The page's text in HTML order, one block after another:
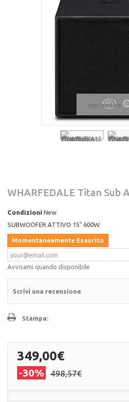
Ingrandire
WHARFEDALE Titan Sub
Condizioni New
SUBWOOFER ATTIVO 15" 600W
Momentaneamente Esaurito
Avvisami quando disponibile
Scrivi una recensione
Stampa:
349,00€
-30% 498,57€